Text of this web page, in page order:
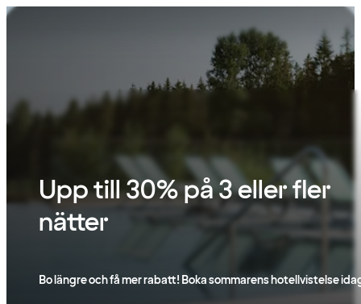
Boka
bästa
pris
Upp till 30% på 3 eller fler
nätter
Bo längre och få mer rabatt! Boka sommarens hotellvistelse